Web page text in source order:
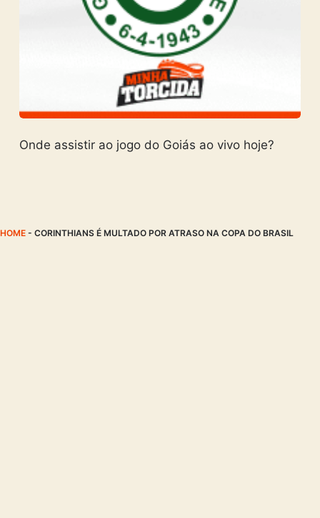
Onde assistir ao jogo do Goiás ao vivo hoje?
HOME - CORINTHIANS É MULTADO POR ATRASO NA COPA DO BRASIL